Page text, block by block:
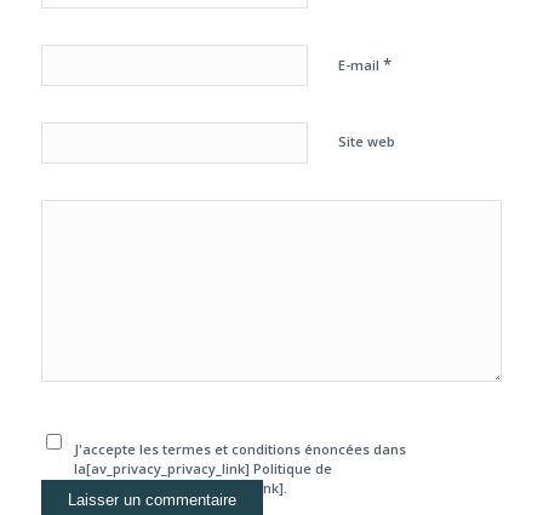
E-mail *
Site web
J'accepte les termes et conditions énoncées dans
la[av_privacy_privacy_link] Politique de
confidentialité[/av_privacy_link].